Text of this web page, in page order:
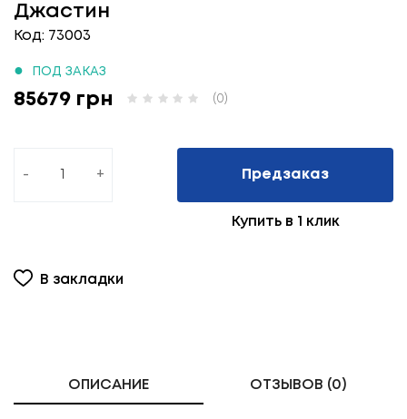
Джастин
Код: 73003
● ПОД ЗАКАЗ
85679 грн (0)
- + Предзаказ
Купить в 1 клик
В закладки
ОПИСАНИЕ ОТЗЫВОВ (0)